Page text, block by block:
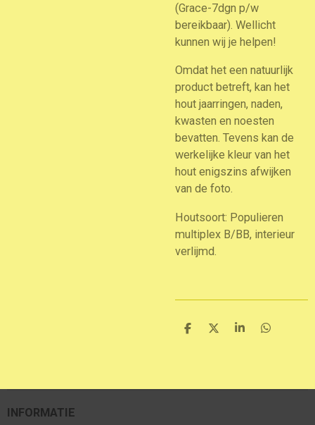
(Grace-7dgn p/w
bereikbaar). Wellicht
kunnen wij je helpen!
Omdat het een natuurlijk
product betreft, kan het
hout jaarringen, naden,
kwasten en noesten
bevatten. Tevens kan de
werkelijke kleur van het
hout enigszins afwijken
van de foto.
Houtsoort: Populieren
multiplex B/BB, interieur
verlijmd.
D
D
S
D
INFORMATIE